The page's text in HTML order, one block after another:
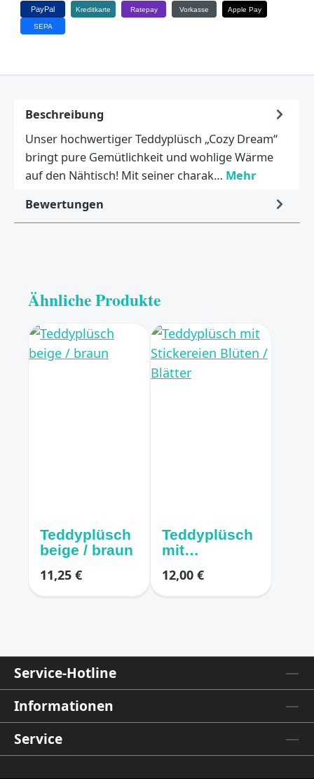
PayPal Kreditkarte Ratepay Vorkasse Apple Pay
SEPA
Beschreibung
Unser hochwertiger Teddyplüsch „Cozy Dream“
bringt pure Gemütlichkeit und wohlige Wärme
auf den Nähtisch! Mit seiner charak… Mehr
Bewertungen
Ähnliche Produkte
Teddyplüsch
beige / braun
11,25 €
Teddyplüsch
mit
Blüten /
12,00 €
Service-Hotline
Informationen
Service